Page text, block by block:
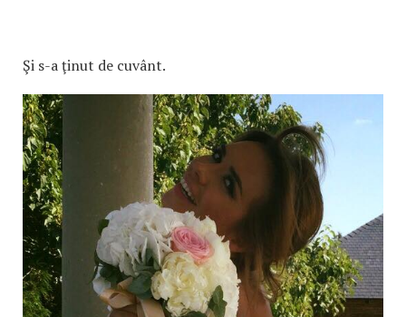
Şi s-a ţinut de cuvânt.